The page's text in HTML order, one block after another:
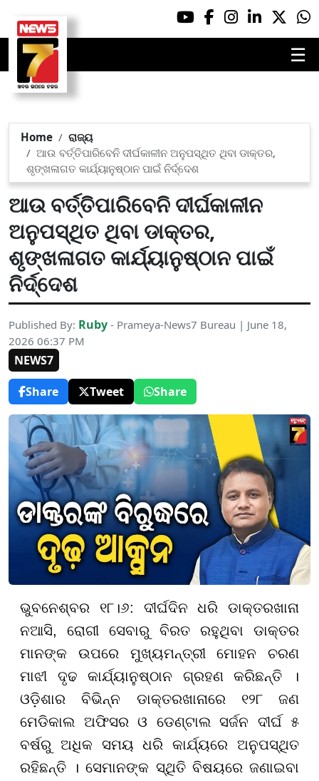
☰
Home
ରାଜ୍ୟ
ଆଉ ବର୍ତ୍ତିପାରିବେନି ଦୀର୍ଘକାଳୀନ ଅନୁପସ୍ଥିତ ଥିବା ଡାକ୍ତର,
ଶୃଙ୍ଖଳାଗତ କାର୍ଯ୍ୟାନୁଷ୍ଠାନ ପାଇଁ ନିର୍ଦ୍ଦେଶ
ଆଉ ବର୍ତ୍ତିପାରିବେନି ଦୀର୍ଘକାଳୀନ
ଅନୁପସ୍ଥିତ ଥିବା ଡାକ୍ତର,
ଶୃଙ୍ଖଳାଗତ କାର୍ଯ୍ୟାନୁଷ୍ଠାନ ପାଇଁ
ନିର୍ଦ୍ଦେଶ
Published By: Ruby - Prameya-News7 Bureau | June 18,
2026 06:37 PM
NEWS7
Share
Tweet Share
ଭୁବନେଶ୍ବର ୧୮।୬: ଦୀର୍ଘଦିନ ଧରି ଡାକ୍ତରଖାନା
ନଆସି, ରୋଗୀ ସେବାରୁ ବିରତ ରହୁଥିବା ଡାକ୍ତର
ମାନଙ୍କ ଉପରେ ମୁଖ୍ୟମନ୍ତ୍ରୀ ମୋହନ ଚରଣ
ମାଝୀ ଦୃଢ କାର୍ଯ୍ୟାନୁଷ୍ଠାନ ଗ୍ରହଣ କରିଛନ୍ତି ।
ଓଡ଼ିଶାର ବିଭିନ୍ନ ଡାକ୍ତରଖାନାରେ ୧୨୮ ଜଣ
ମେଡିକାଲ ଅଫିସର ଓ ଡେଣ୍ଟାଲ ସର୍ଜନ ଦୀର୍ଘ ୫
ବର୍ଷରୁ ଅଧିକ ସମୟ ଧରି କାର୍ଯ୍ୟରେ ଅନୁପସ୍ଥିତ
ରହିଛନ୍ତି । ସେମାନଙ୍କ ସ୍ଥିତି ବିଷୟରେ ଜଣାଇବା